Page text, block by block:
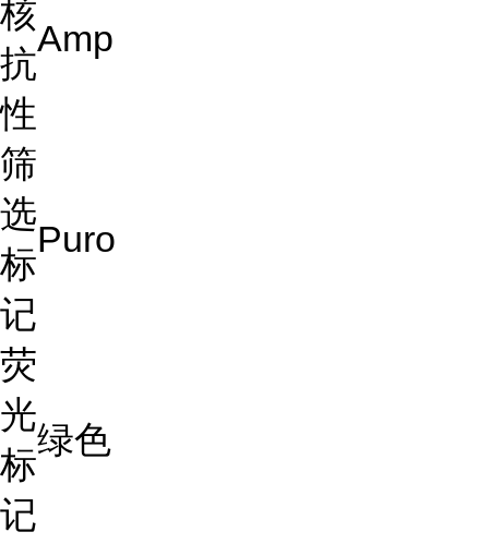
核
抗
性
Amp
筛
选
标
记
Puro
荧
光
标
记
绿色